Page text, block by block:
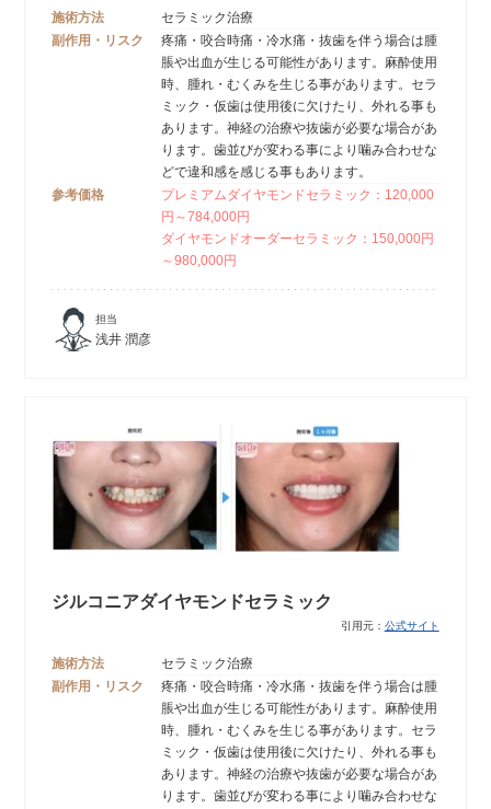
施術方法
セラミック治療
副作用・リスク
疼痛・咬合時痛・冷水痛・抜歯を伴う場合は腫
脹や出血が生じる可能性があります。麻酔使用
時、腫れ・むくみを生じる事があります。セラ
ミック・仮歯は使用後に欠けたり、外れる事も
あります。神経の治療や抜歯が必要な場合があ
ります。歯並びが変わる事により噛み合わせな
どで違和感を感じる事もあります。
参考価格
プレミアムダイヤモンドセラミック：120,000
円～784,000円
ダイヤモンドオーダーセラミック：150,000円
～980,000円
担当
浅井 潤彦
ジルコニアダイヤモンドセラミック
引用元： 公式サイト
施術方法
セラミック治療
副作用・リスク
疼痛・咬合時痛・冷水痛・抜歯を伴う場合は腫
脹や出血が生じる可能性があります。麻酔使用
時、腫れ・むくみを生じる事があります。セラ
ミック・仮歯は使用後に欠けたり、外れる事も
あります。神経の治療や抜歯が必要な場合があ
ります。歯並びが変わる事により噛み合わせな